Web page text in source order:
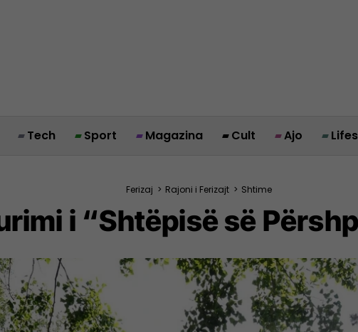
Tech Sport Magazina Cult Ajo
Ferizaj > Rajoni i Ferizajt > Shtime
i “Shtëpisë së